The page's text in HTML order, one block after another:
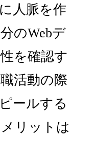
人脈を作
のWebデ
を確認す
活動の際
ールする
リットは